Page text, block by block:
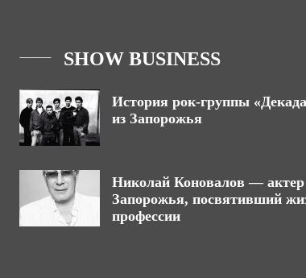
SHOW BUSINESS
История рок-группы
из Запорожья
Николай Коновалов — актер
Запорожья, посвятивший
профессии